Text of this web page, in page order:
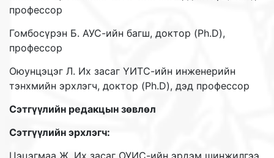
профессор
Гомбосүрэн Б. АУС-ийн багш, доктор (Ph.D),
профессор
Оюунцэцэг Л. Их засаг ҮИТС-ийн инженерийн
тэнхмийн эрхлэгч, доктор (Ph.D), дэд профессор
Сэтгүүлийн редакцын зөвлөл
Сэтгүүлийн эрхлэгч:
Цэцэгмаа Ж. Их засаг ОУИС-ийн эрдэм шинжилгээ